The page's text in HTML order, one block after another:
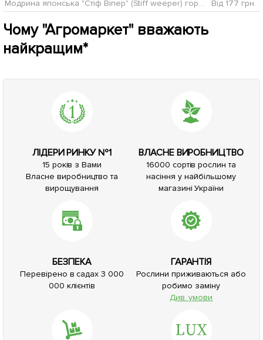
Модрина японська "Стіф Віпер" (Stiff weeper) горщик P9 Від 177 грн.
Чому "Агромаркет" вважають
найкращим*
ЛІДЕРИ РИНКУ №1
15 років з Вами
Власне виробництво та
вирощування
ВЛАСНЕ ВИРОБНИЦТВО
16000 сортів рослин та
насіння у найбільшому
магазині України
БЕЗПЕКА
Перевірено в садах 3 000
000 клієнтів
ГАРАНТІЯ
Рослини приживаються або
робимо заміну
Див. умови